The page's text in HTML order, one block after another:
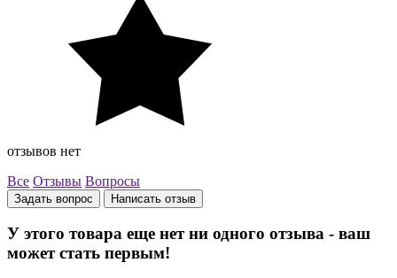
отзывов нет
Все Отзывы Вопросы
Задать вопрос Написать отзыв
У этого товара еще нет ни одного отзыва - ваш
может стать первым!